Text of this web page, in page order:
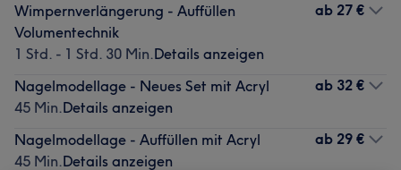
Wimpernverlängerung - Auffüllen
Volumentechnik
1 Std. - 1 Std. 30 Min.Details anzeigen
ab 27 €
Nagelmodellage - Neues Set mit Acryl
45 Min.Details anzeigen
ab 32 €
Nagelmodellage - Auffüllen mit Acryl
45 Min.Details anzeigen
ab 29 €